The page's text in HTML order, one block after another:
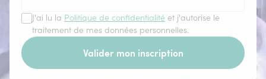
J'ai lu la Politique de confidentialité et j'autorise le
traitement de mes données personnelles.
Valider mon inscription